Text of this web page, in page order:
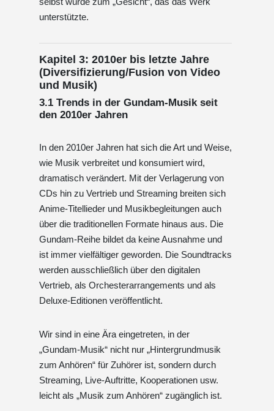
unterstützte.
Kapitel 3: 2010er bis letzte Jahre
(Diversifizierung/Fusion von Video
und Musik)
3.1 Trends in der Gundam-Musik seit
den 2010er Jahren
In den 2010er Jahren hat sich die Art und Weise,
wie Musik verbreitet und konsumiert wird,
dramatisch verändert. Mit der Verlagerung von
CDs hin zu Vertrieb und Streaming breiten sich
Anime-Titellieder und Musikbegleitungen auch
über die traditionellen Formate hinaus aus. Die
Gundam-Reihe bildet da keine Ausnahme und
ist immer vielfältiger geworden. Die Soundtracks
werden ausschließlich über den digitalen
Vertrieb, als Orchesterarrangements und als
Deluxe-Editionen veröffentlicht.
Wir sind in eine Ära eingetreten, in der
„Gundam-Musik“ nicht nur „Hintergrundmusik
zum Anhören“ für Zuhörer ist, sondern durch
Streaming, Live-Auftritte, Kooperationen usw.
leicht als „Musik zum Anhören“ zugänglich ist.